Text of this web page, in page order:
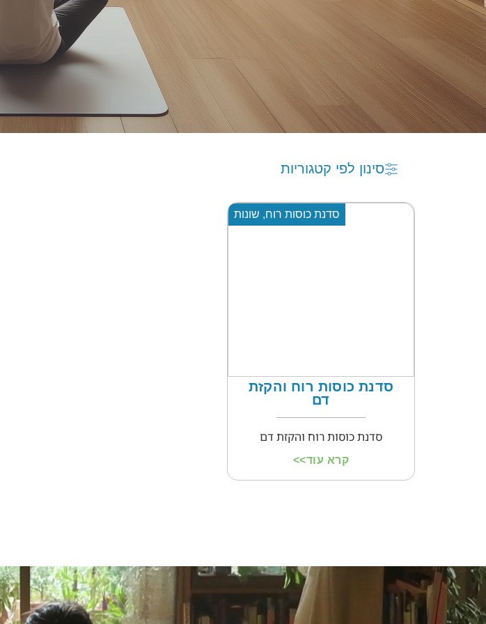
סינון לפי קטגוריות
סדנת כוסות רוח, שונות
סדנת כוסות רוח והקזת
דם
סדנת כוסות רוח והקזת דם
קרא עוד>>